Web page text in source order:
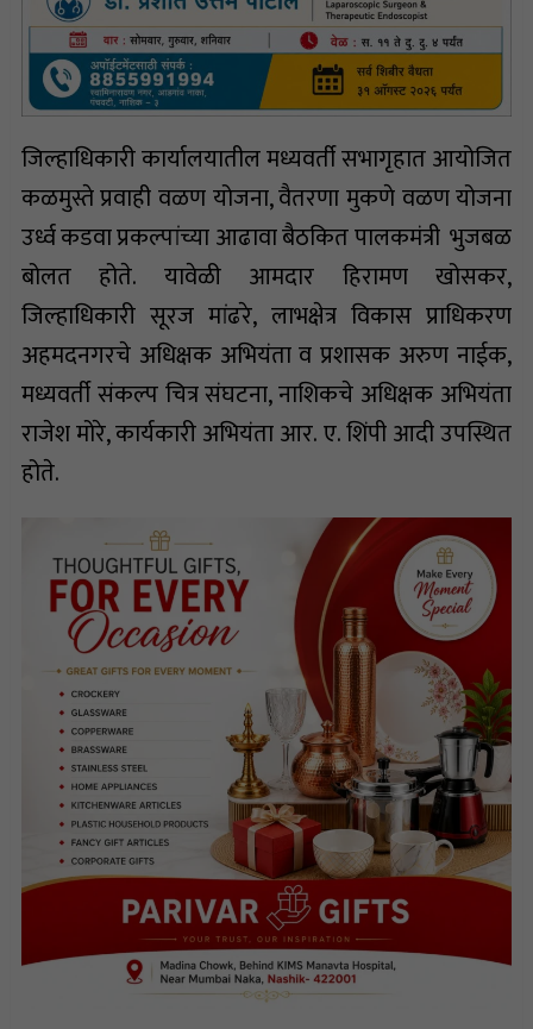
जिल्हाधिकारी कार्यालयातील मध्यवर्ती सभागृहात आयोजित
कळमुस्ते प्रवाही वळण योजना, वैतरणा मुकणे वळण योजना
उर्ध्व कडवा प्रकल्पांच्या आढावा बैठकित पालकमंत्री भुजबळ
बोलत होते. यावेळी आमदार हिरामण खोसकर,
जिल्हाधिकारी सूरज मांढरे, लाभक्षेत्र विकास प्राधिकरण
अहमदनगरचे अधिक्षक अभियंता व प्रशासक अरुण नाईक,
मध्यवर्ती संकल्प चित्र संघटना, नाशिकचे अधिक्षक अभियंता
राजेश मोरे, कार्यकारी अभियंता आर. ए. शिंपी आदी उपस्थित
होते.